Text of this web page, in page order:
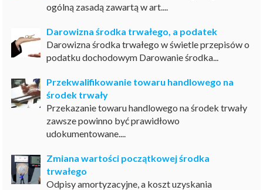
ogólną zasadą zawartą w art....
Darowizna środka trwałego, a podatek
Darowizna środka trwałego w świetle przepisów o
podatku dochodowym Darowanie środka...
Przekwalifikowanie towaru handlowego na
środek trwały
Przekazanie towaru handlowego na środek trwały
zawsze powinno być prawidłowo
udokumentowane....
Zmiana wartości początkowej środka
trwałego
Odpisy amortyzacyjne, a koszt uzyskania